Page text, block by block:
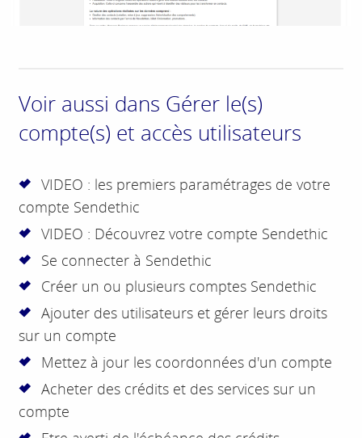
Voir aussi dans Gérer le(s)
compte(s) et accès utilisateurs
VIDEO : les premiers paramétrages de votre
compte Sendethic
VIDEO : Découvrez votre compte Sendethic
Se connecter à Sendethic
Créer un ou plusieurs comptes Sendethic
Ajouter des utilisateurs et gérer leurs droits
sur un compte
Mettez à jour les coordonnées d'un compte
Acheter des crédits et des services sur un
compte